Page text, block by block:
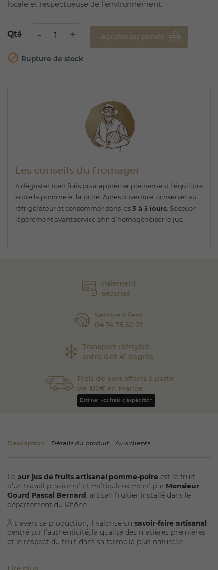
Paiement
sécurisé
Service Client
04 74 75 60 21
Transport réfrigéré
entre 0 et 4° degrés
Frais de port offerts à partir
de 100€ en France
Estimer vos frais d'expédition
Description Détails du produit Avis clients
Le pur jus de fruits artisanal pomme-poire est le fruit
d’un travail passionné et méticuleux mené par Monsieur
Gourd Pascal Bernard, artisan fruitier installé dans le
département du Rhône.
À travers sa production, il valorise un savoir-faire artisanal
centré sur l’authenticité, la qualité des matières premières
et le respect du fruit dans sa forme la plus naturelle.
Lire plus
locale et respectueuse de l’environnement.
Qté Ajouter au panier
 Rupture de stock
Les conseils du fromager
À déguster bien frais pour apprécier pleinement l’équilibre
entre la pomme et la poire. Après ouverture, conserver au
réfrigérateur et consommer dans les3 à 5 jours . Secouer
légèrement avant service afin d’homogénéiser le jus.